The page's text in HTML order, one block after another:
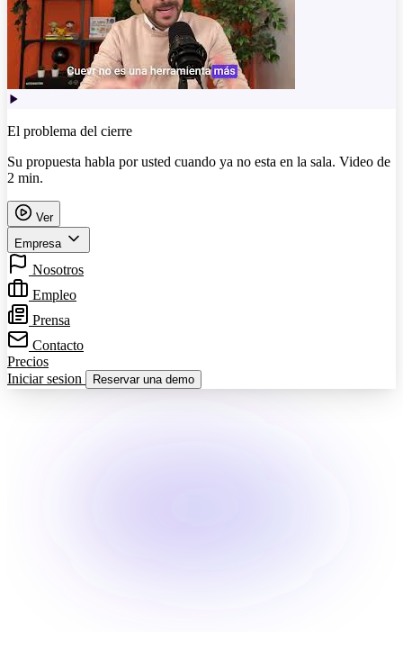
El problema del cierre
Su propuesta habla por usted cuando ya no esta en la sala. Video de
2 min.
Ver
Empresa
Nosotros
Empleo
Prensa
Contacto
Precios
Iniciar sesion
Reservar una demo